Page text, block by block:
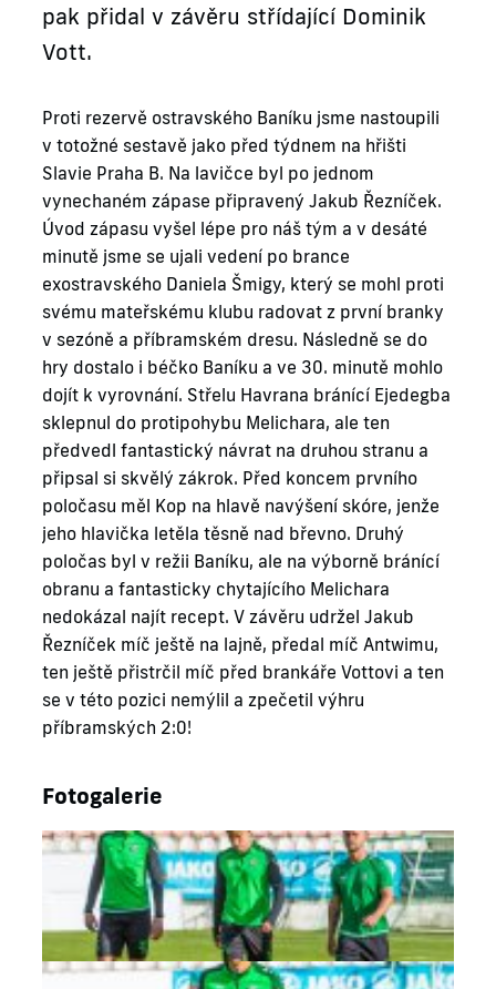
pak přidal v závěru střídající Dominik
Vott.
Proti rezervě ostravského Baníku jsme nastoupili
v totožné sestavě jako před týdnem na hřišti
Slavie Praha B. Na lavičce byl po jednom
vynechaném zápase připravený Jakub Řezníček.
Úvod zápasu vyšel lépe pro náš tým a v desáté
minutě jsme se ujali vedení po brance
exostravského Daniela Šmigy, který se mohl proti
svému mateřskému klubu radovat z první branky
v sezóně a příbramském dresu. Následně se do
hry dostalo i béčko Baníku a ve 30. minutě mohlo
dojít k vyrovnání. Střelu Havrana bránící Ejedegba
sklepnul do protipohybu Melichara, ale ten
předvedl fantastický návrat na druhou stranu a
připsal si skvělý zákrok. Před koncem prvního
poločasu měl Kop na hlavě navýšení skóre, jenže
jeho hlavička letěla těsně nad břevno. Druhý
poločas byl v režii Baníku, ale na výborně bránící
obranu a fantasticky chytajícího Melichara
nedokázal najít recept. V závěru udržel Jakub
Řezníček míč ještě na lajně, předal míč Antwimu,
ten ještě přistrčil míč před brankáře Vottovi a ten
se v této pozici nemýlil a zpečetil výhru
příbramských 2:0!
Fotogalerie